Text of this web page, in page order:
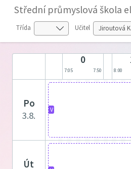
Střední průmyslová škola
Třída Učitel
0
7:05 7:50 8:00
po
3.8.
V
út